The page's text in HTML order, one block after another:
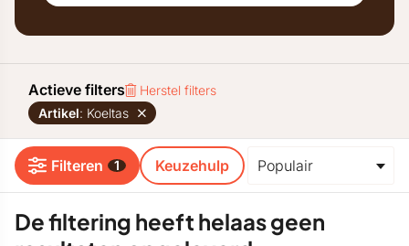
Actieve filters
Herstel filters
Artikel: Koeltas
Filteren 1 Keuzehulp
De filtering heeft helaas geen